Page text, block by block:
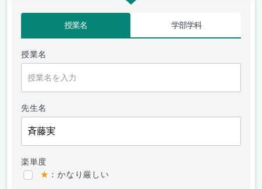
授業名 学部学科
授業名
先生名
楽単度
★ ：かなり厳しい